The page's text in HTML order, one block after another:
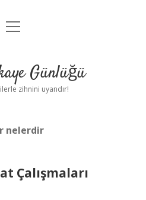
Uyarı
menüyü
Günlüğü
zihnini uyandır!
nelerdir
Çalışmaları